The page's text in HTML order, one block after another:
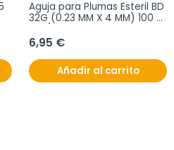
Aguja para Plumas Esteril BD
32G (0.23 MM X 4 MM) 100
6,95 €
Añadir al carrito